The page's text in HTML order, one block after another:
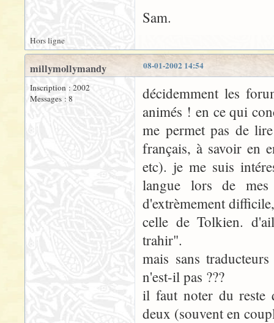
Sam.
Hors ligne
08-01-2002 14:54
millymollymandy
Inscription : 2002
Messages : 8
décidemment les
animés ! en ce qui
me permet pas de
français, à savoir en
etc). je me suis
langue lors de
d'extrèmement
celle de Tolkien.
trahir".
mais sans
n'est-il pas ???
il faut noter du reste
deux (souvent en